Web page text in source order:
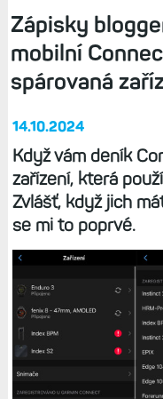
Zápisky
mobilní
spárovaná
14.10.2024
Když vám deník
zařízení, která
Zvlášť, když jich
se mi to poprvé.